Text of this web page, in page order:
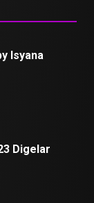
Isyana
Digelar